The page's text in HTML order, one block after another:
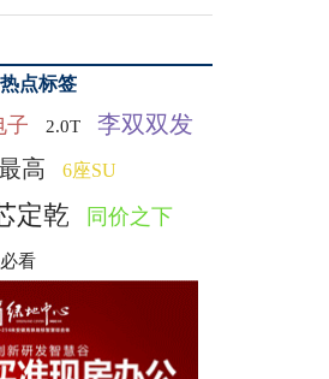
热点标签
子 2.0T 李双双发
高 6座SU
定乾
同价之下
看